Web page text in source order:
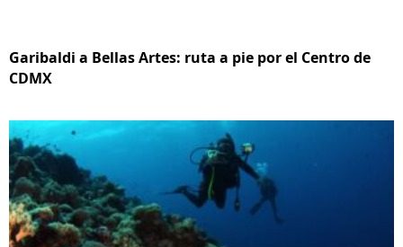
Garibaldi a Bellas Artes: ruta a pie por el Centro de
CDMX